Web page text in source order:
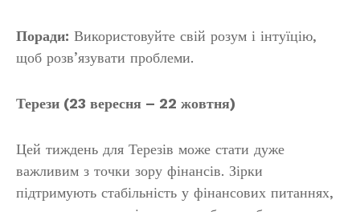
Поради: Використовуйте свій розум і інтуїцію,
щоб розв’язувати проблеми.
Терези (23 вересня – 22 жовтня)
Цей тиждень для Терезів може стати дуже
важливим з точки зору фінансів. Зірки
підтримують стабільність у фінансових питаннях,